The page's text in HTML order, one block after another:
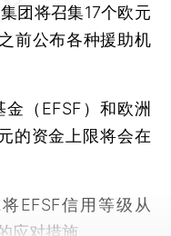
团将召集17个欧元
前公布各种援助机
（EFSF）和欧洲
的资金上限将会在
信用等级从
应对措施。